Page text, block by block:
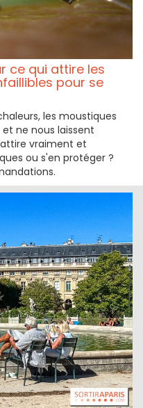
ce qui attire les
pour se
les moustiques
ne nous laissent
vraiment et
ou s'en protéger ?